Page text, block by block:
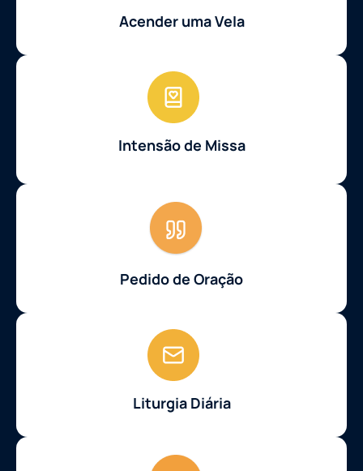
Acender uma Vela
Intensão de Missa
Pedido de Oração
Liturgia Diária